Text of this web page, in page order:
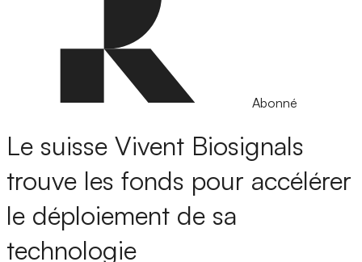
Abonné
Le suisse Vivent Biosignals
trouve les fonds pour accélérer
le déploiement de sa
technologie